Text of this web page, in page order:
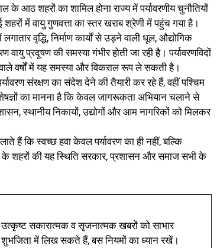
आठ शहरों का शामिल होना राज्य में पर्यावरणीय चुनौतियों
में वायु गुणवत्ता का स्तर खराब श्रेणी में पहुंच गया है।
वृद्धि, निर्माण कार्यों से उड़ने वाली धूल, औद्योगिक
प्रदूषण की समस्या गंभीर होती जा रही है। पर्यावरणविदों
वर्षों में यह समस्या और विकराल रूप ले सकती है।
संरक्षण का संदेश देने की तैयारी कर रहे हैं, वहीं पश्चिम
का मानना है कि केवल जागरूकता अभियान चलाने से
स्थानीय निकायों, उद्योगों और आम नागरिकों को मिलकर
हैं कि स्वच्छ हवा केवल पर्यावरण का ही नहीं, बल्कि
के शहरों की यह स्थिति सरकार, प्रशासन और समाज सभी के
सकारात्मक व सृजनात्मक खबरों को साभार
में लिख सकते हैं, बस नियमों का ध्यान रखें।